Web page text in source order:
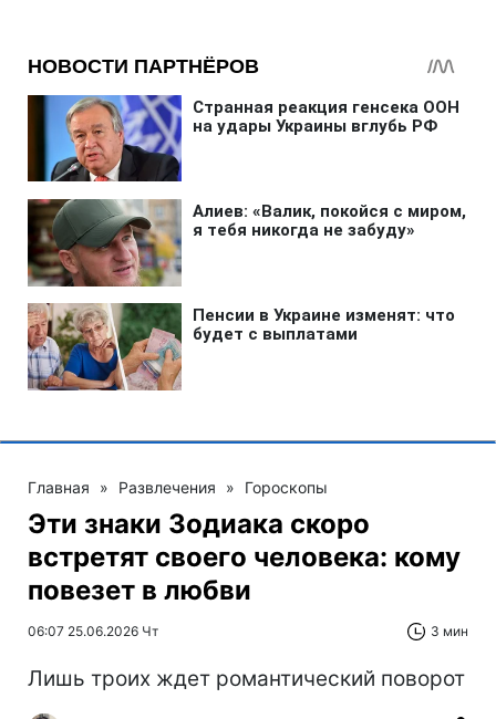
Главная » Развлечения » Гороскопы
Эти знаки Зодиака скоро
встретят своего человека: кому
повезет в любви
06:07 25.06.2026 Чт 3 мин
Лишь троих ждет романтический поворот